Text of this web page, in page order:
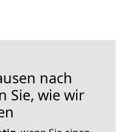
nach
Sie, wie wir